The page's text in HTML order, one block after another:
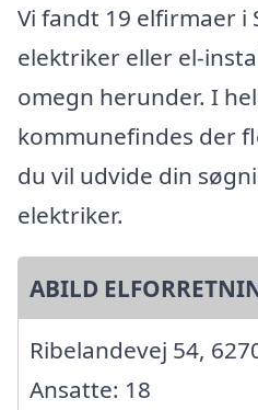
Vi fandt 19 elfirmaer
elektriker eller el-
omegn herunder. I
kommunefindes der
du vil udvide din
elektriker.
ABILD
Ribelandevej 54,
Ansatte: 18